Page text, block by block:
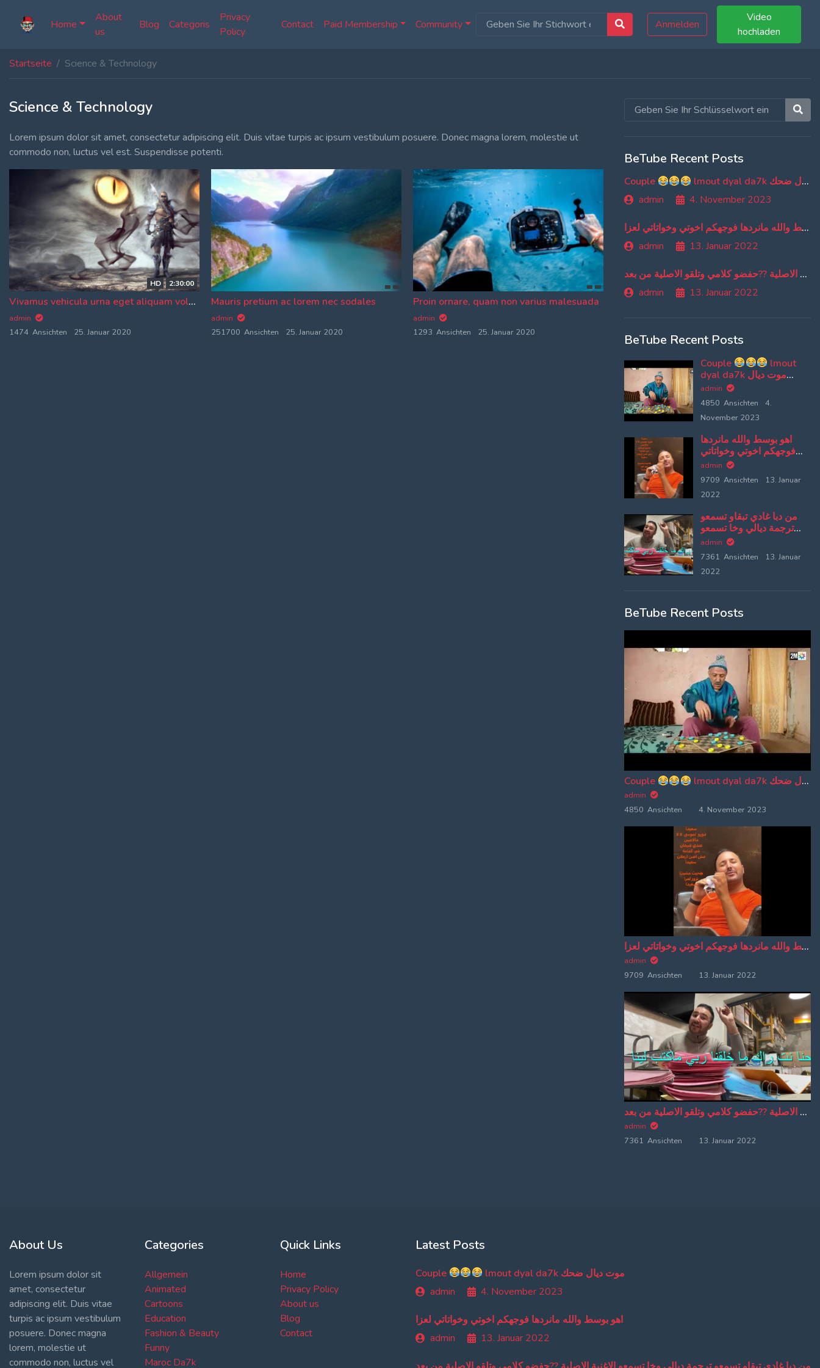
Home Boxed
Home Boxed With Sidebar
Membership Cancel
Membership Checkout
Membership Confirmation
Membership Invoice
Membership Levels
Your Profile
Log In
Log Out
Anmelden
Register
Home
About
us
Blog Categoris
Privacy
Policy
Contact Paid Membership Community Anmelden
Video
hochladen
Startseite Science & Technology
Science & Technology
Lorem ipsum dolor sit amet, consectetur adipiscing elit. Duis vitae turpis ac ipsum vestibulum posuere. Donec magna lorem, molestie ut
commodo non, luctus vel est. Suspendisse potenti.
HD 2:30:00
Vivamus vehicula urna eget aliquam volutpat.
admin
1474 Ansichten
25. Januar 2020
Mauris pretium ac lorem nec sodales
admin
251700 Ansichten
25. Januar 2020
Proin ornare, quam non varius malesuada
admin
1293 Ansichten
25. Januar 2020
BeTube Recent Posts
Couple
lmout dyal da7k موت ديال ضحك
admin
4. November 2023
اهو بوسط والله مانردها فوجهكم اخوتي وخواتاتي لعزا
admin
13. Januar 2022
من دبا غادي تبقاو تسمعو ترجمة ديالي وخا تسمعو الاغنية الاصلية ??حفضو كلامي وتلقو الاصلية من بعد
admin
13. Januar 2022
BeTube Recent Posts
Couple
lmout
dyal da7k موت ديال
ضحك
admin
4850 Ansichten
4.
November 2023
اهو بوسط والله مانردها
فوجهكم اخوتي وخواتاتي
لعزا
admin
9709 Ansichten
13. Januar
2022
من دبا غادي تبقاو تسمعو
ترجمة ديالي وخا تسمعو
الاغنية الاصلية ??حفضو
كلامي وتلقو الاصلية من بعد
admin
7361 Ansichten
13. Januar
2022
BeTube Recent Posts
Couple lmout dyal da7k موت ديال ضحك
admin
4850 Ansichten
4. November 2023
اهو بوسط والله مانردها فوجهكم اخوتي وخواتاتي لعزا
admin
9709 Ansichten
13. Januar 2022
من دبا غادي تبقاو تسمعو ترجمة ديالي وخا تسمعو الاغنية الاصلية ??حفضو كلامي وتلقو الاصلية من بعد
admin
7361 Ansichten
13. Januar 2022
About Us
Lorem ipsum dolor sit
amet, consectetur
adipiscing elit. Duis vitae
turpis ac ipsum vestibulum
posuere. Donec magna
lorem, molestie ut
commodo non, luctus vel
Categories
Allgemein
Animated
Cartoons
Education
Fashion & Beauty
Funny
Maroc Da7k
Quick Links
Home
Privacy Policy
About us
Blog
Contact
Latest Posts
Couple
lmout dyal da7k موت ديال ضحك
admin
4. November 2023
اهو بوسط والله مانردها فوجهكم اخوتي وخواتاتي لعزا
admin
13. Januar 2022